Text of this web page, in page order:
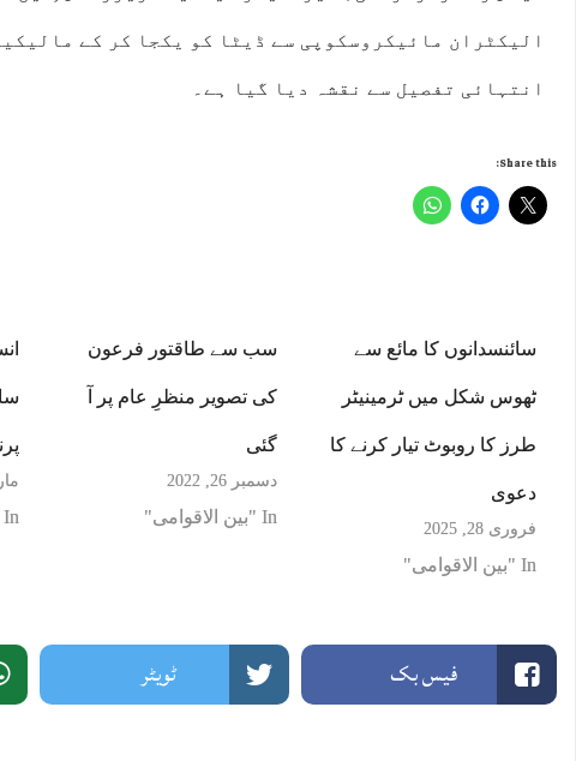
الیکٹران مائیکروسکوپی سے ڈیٹا کو یکجا کر کے
انتہائی تفصیل سے نقشہ دیا گیا ہے۔
Share this:
مارچ
In "صحت و تعلیم"
سب سے طاقتور فرعون
کی تصویر منظرِ عام پر آ
گئی
دسمبر 26, 2022
In "بین الاقوامی"
سائنسدانوں کا مائع سے
ٹھوس شکل میں ٹرمینیٹر
طرز کا روبوٹ تیار کرنے کا
دعوی
فروری 28, 2025
In "بین الاقوامی"
فیس بک ٹویٹر